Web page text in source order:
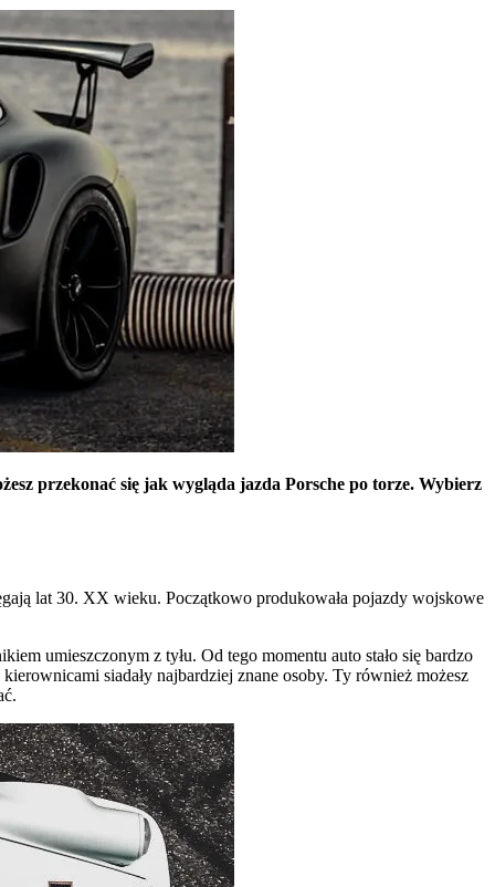
przekonać się jak wygląda jazda Porsche po torze. Wybierz
lat 30. XX wieku. Początkowo produkowała pojazdy wojskowe
umieszczonym z tyłu. Od tego momentu auto stało się bardzo
siadały najbardziej znane osoby. Ty również możesz